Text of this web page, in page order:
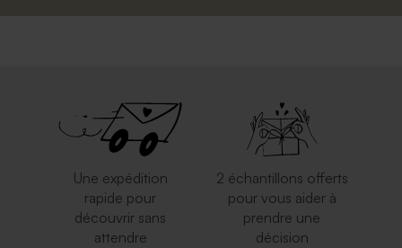
Une expédition
rapide pour
découvrir sans
attendre
2 échantillons offerts
pour vous aider à
prendre une
décision